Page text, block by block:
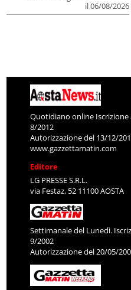
il 06/08/2026
Quotidiano online Iscrizione
8/2012
Autorizzazione del 13/12/
www.gazzettamatin.com
Editore
LG PRESSE S.R.L.
via Festaz, 52 11100 AOSTA
Settimanale del Lunedì.
9/2002
Autorizzazione del 20/05/